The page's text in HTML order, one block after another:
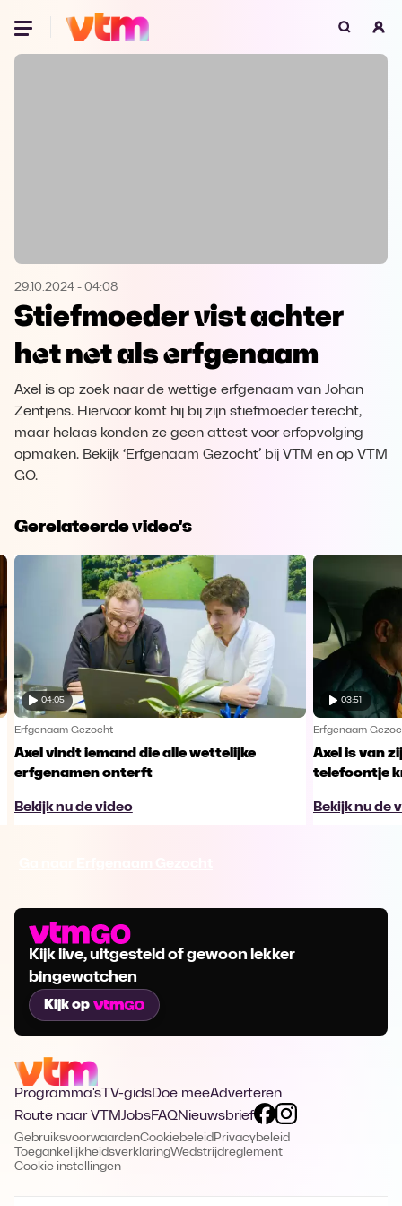
Oeps, browser niet ondersteund
Microsoft Edge Download
Opera Download
29.10.2024 - 04:08
Stiefmoeder vist achter
het net als erfgenaam
Axel is op zoek naar de wettige erfgenaam van Johan
Zentjens. Hiervoor komt hij bij zijn stiefmoeder terecht,
maar helaas konden ze geen attest voor erfopvolging
opmaken. Bekijk ‘Erfgenaam Gezocht’ bij VTM en op VTM
GO.
Gerelateerde video's
04:05
Erfgenaam Gezocht
Axel vindt iemand die alle wettelijke
erfgenamen onterft
Bekijk nu de video
03:51
Erfgenaam
Axel is van
telefoontje
Bekijk nu de
Kijk live, uitgesteld of gewoon lekker
bingewatchen
Kijk op
Programma's TV-gidsDoe meeAdverteren
Route naar VTMJobsFAQNieuwsbrief
GebruiksvoorwaardenCookiebeleid Privacybeleid
ToegankelijkheidsverklaringWedstrijdreglement
Cookie instellingen